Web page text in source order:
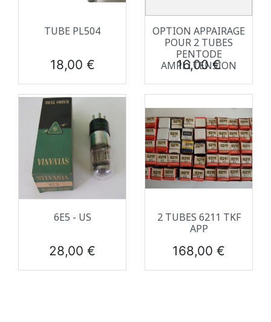
TUBE PL504
Prix
18,00 €
OPTION APPAIRAGE
POUR 2 TUBES
PENTODE
AMPLI.TENSION
Prix
16,00 €
6E5 - US
Prix
28,00 €
2 TUBES 6211 TKF
APP
Prix
168,00 €